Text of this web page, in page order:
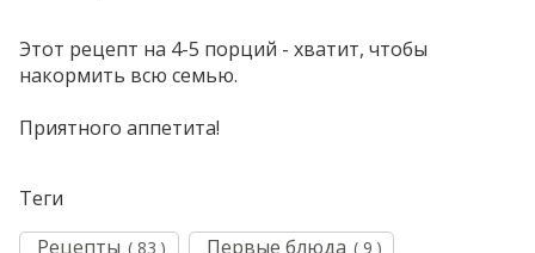
Этот рецепт на 4-5 порций - хватит, чтобы
накормить всю семью.
Приятного аппетита!
Теги
Рецепты ( 83 ) Первые блюда ( 9 )